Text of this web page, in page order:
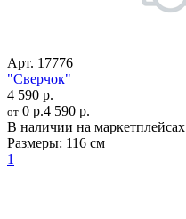
Арт. 17776
"Сверчок"
4 590 р.
от 0 р.4 590 р.
В наличии на маркетплейсах
Размеры: 116 см
1